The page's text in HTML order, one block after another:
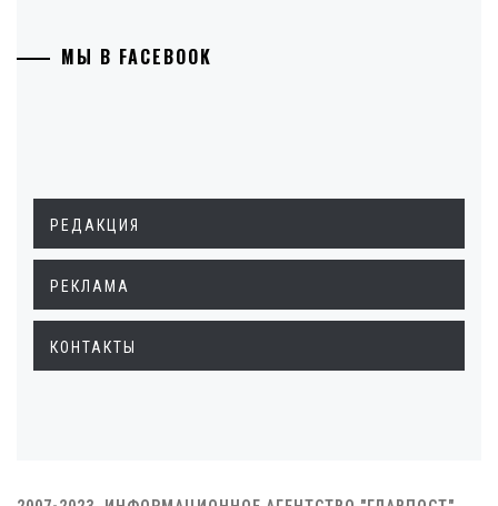
МЫ В FACEBOOK
РЕДАКЦИЯ
РЕКЛАМА
КОНТАКТЫ